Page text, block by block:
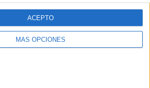
MÁS OPCIONES
ACEPTO